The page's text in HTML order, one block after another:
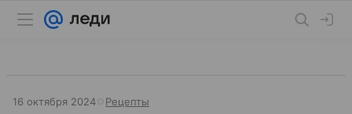
16 октября 2024 Рецепты